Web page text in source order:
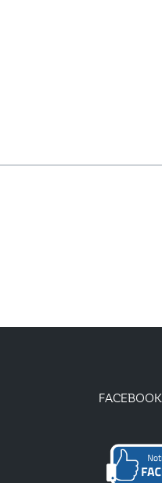
FACEBOOK